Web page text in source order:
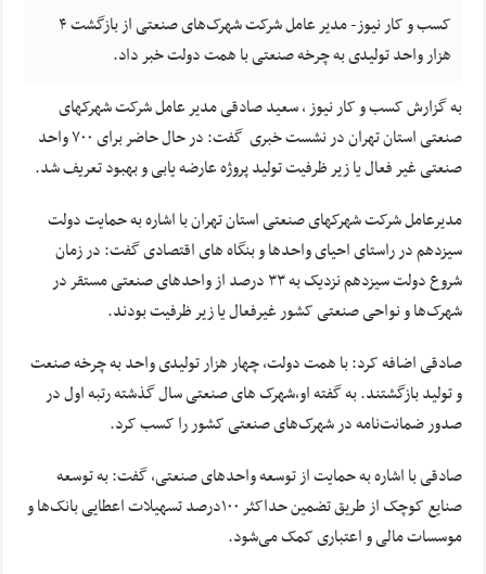
کسب و کار نیوز- مدیر عامل شرکت شهرک‌های صنعتی از بازگشت ۴
هزار واحد تولیدی به چرخه صنعتی با همت دولت خبر داد.
به گزارش کسب و کار نیوز ، سعید صادقی مدیر عامل شرکت شهرکهای
صنعتی استان تهران در نشست خبری گفت: در حال حاضر برای ۷۰۰ واحد
صنعتی غیر فعال یا زیر ظرفیت تولید پروژه عارضه یابی و بهبود تعریف شد.
مدیرعامل شرکت شهرکهای صنعتی استان تهران با اشاره به حمایت دولت
سیزدهم در راستای احیای واحدها و بنگاه های اقتصادی گفت: در زمان
شروع دولت سیزدهم نزدیک به ۳۳ درصد از واحدهای صنعتی مستقر در
شهرک‌ها و نواحی صنعتی کشور غیرفعال یا زیر ظرفیت بودند.
صادقی اضافه کرد: با همت دولت، چهار هزار تولیدی واحد به چرخه صنعت
و تولید بازگشتند. به گفته او،شهرک های صنعتی سال گذشته رتبه اول در
صدور ضمانت‌نامه در شهرک‌های صنعتی کشور را کسب کرد.
صادقی با اشاره به حمایت از توسعه واحدهای صنعتی، گفت: به توسعه
صنایع کوچک از طریق تضمین حداکثر ۱۰۰درصد تسهیلات اعطایی بانک‌ها و
موسسات مالی و اعتباری کمک می‌شود.